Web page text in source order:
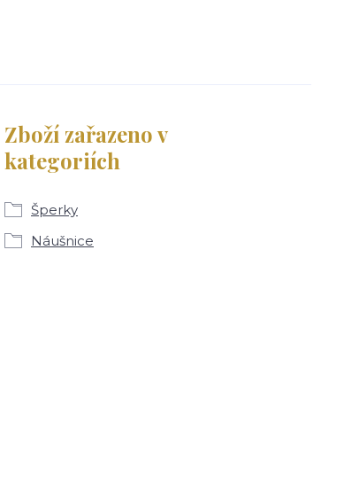
Zboží zařazeno v
kategoriích
Šperky
Náušnice